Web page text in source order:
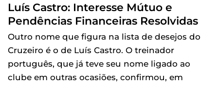
Luís Castro: Interesse Mútuo e
Pendências Financeiras Resolvidas
Outro nome que figura na lista de desejos do
Cruzeiro é o de Luís Castro. O treinador
português, que já teve seu nome ligado ao
clube em outras ocasiões, confirmou, em